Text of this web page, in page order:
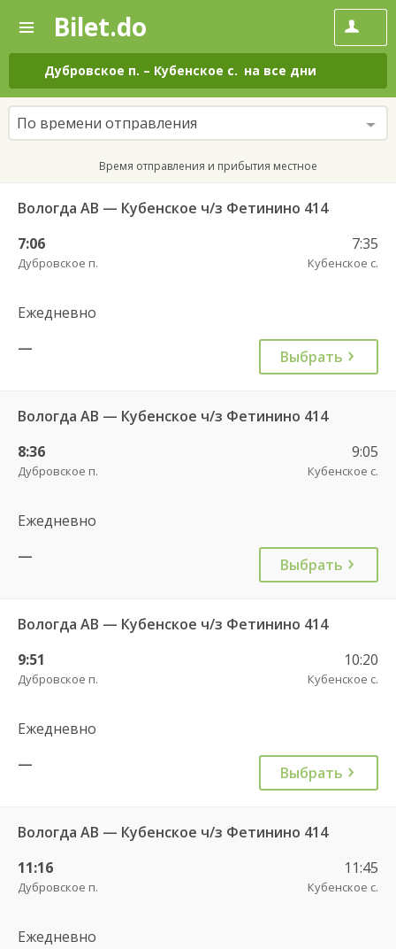
—
Поиск
и
покупка
билетов
на
автобус
онлайн
Bilet.do
Дубровское п. – Кубенское с. на все дни
По времени отправления
Время отправления и прибытия местное
Вологда АВ — Кубенское ч/з Фетинино 414
7:06
Дубровское п.
7:35
Кубенское с.
Ежедневно
—
Выбрать
Вологда АВ — Кубенское ч/з Фетинино 414
8:36
Дубровское п.
9:05
Кубенское с.
Ежедневно
—
Выбрать
Вологда АВ — Кубенское ч/з Фетинино 414
9:51
Дубровское п.
10:20
Кубенское с.
Ежедневно
—
Выбрать
Вологда АВ — Кубенское ч/з Фетинино 414
11:16
Дубровское п.
11:45
Кубенское с.
Ежедневно